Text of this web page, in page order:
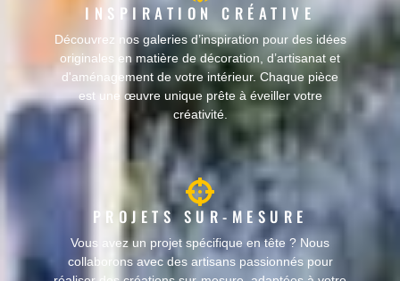
INSPIRATION CRÉATIVE
Découvrez nos galeries d’inspiration pour des idées
originales en matière de décoration, d’artisanat et
d'aménagement de votre intérieur. Chaque pièce
est une œuvre unique prête à éveiller votre
créativité.
PROJETS SUR-MESURE
Vous avez un projet spécifique en tête ? Nous
collaborons avec des artisans passionnés pour